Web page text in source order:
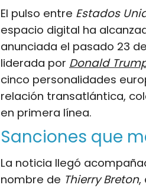
El pulso entre Estados
espacio digital ha
anunciada el pasado 23
liderada por Donald
cinco personalidades
relación transatlántica,
en primera línea.
Sanciones que
La noticia llegó
nombre de Thierry Breton,